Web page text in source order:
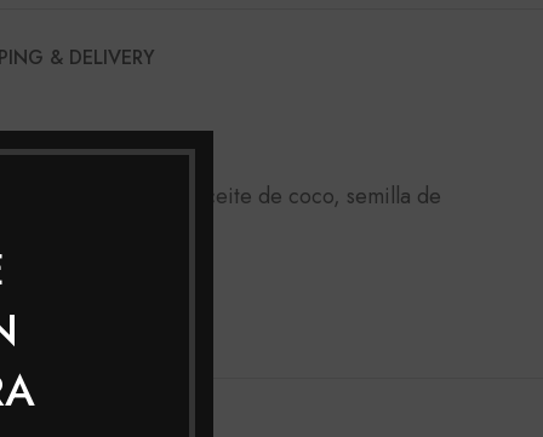
& DELIVERY
vitamina E, aceite de coco, semilla de